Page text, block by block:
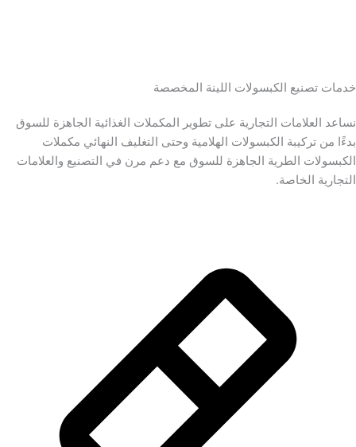
خدمات تصنيع الكبسولات اللينة المخصصة
نساعد العلامات التجارية على تطوير المكملات الغذائية الجاهزة للسوق
بدءًا من تركيبة الكبسولات الهلامية وحتى التغليف النهائي مكملات
الكبسولات الطرية الجاهزة للسوق مع دعم مرن في التصنيع والعلامات
التجارية الخاصة.